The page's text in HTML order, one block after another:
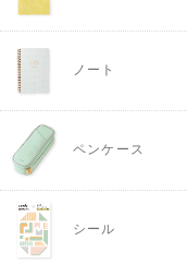
ノート
ペンケース
シール